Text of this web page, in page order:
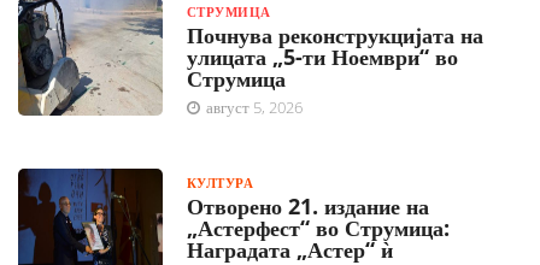
СТРУМИЦА
Почнува реконструкцијата на
улицата „5-ти Ноември“ во
Струмица
август 5, 2026
КУЛТУРА
Отворено 21. издание на
„Астерфест“ во Струмица:
Наградата „Астер“ ѝ